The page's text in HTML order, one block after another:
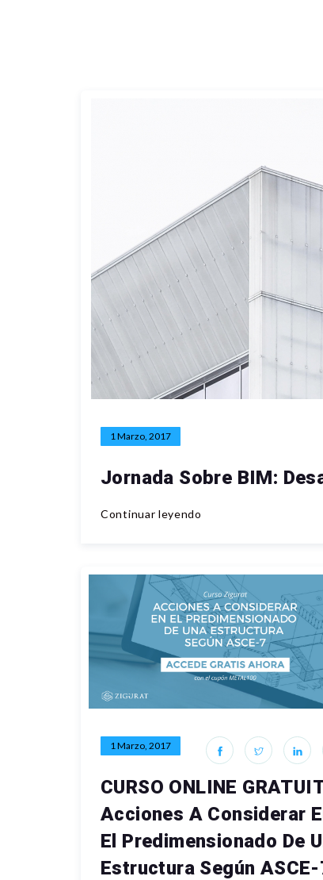
1 Marzo, 2017
Jornada Sobre BIM:
Continuar leyendo
1 Marzo, 2017
CURSO ONLINE
Acciones A Considerar
El Predimensionado De
Estructura Según